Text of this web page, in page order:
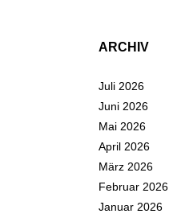
ARCHIV
Juli 2026
Juni 2026
Mai 2026
April 2026
März 2026
Februar 2026
Januar 2026